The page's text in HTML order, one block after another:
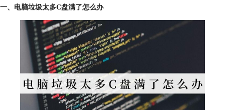
一、电脑垃圾太多C盘满了怎么办